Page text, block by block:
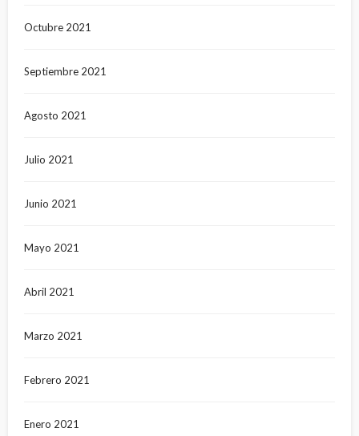
Octubre 2021
Septiembre 2021
Agosto 2021
Julio 2021
Junio 2021
Mayo 2021
Abril 2021
Marzo 2021
Febrero 2021
Enero 2021